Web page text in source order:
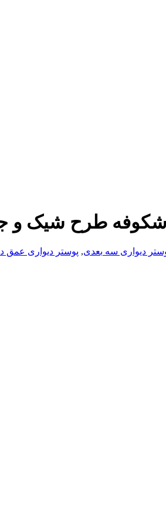
شکوفه طرح شیک و
دیواری سه بعدی, پوستر دیواری عمق